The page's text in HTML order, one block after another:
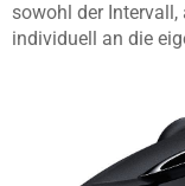
sowohl der
individuell an die